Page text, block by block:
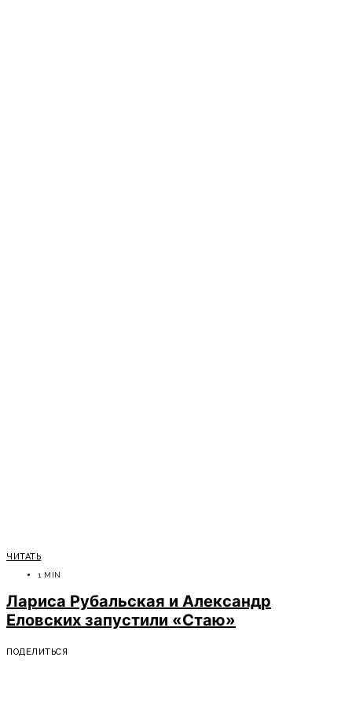
ЧИТАТЬ
1 MIN
Лариса Рубальская и Александр
Еловских запустили «Стаю»
ПОДЕЛИТЬСЯ